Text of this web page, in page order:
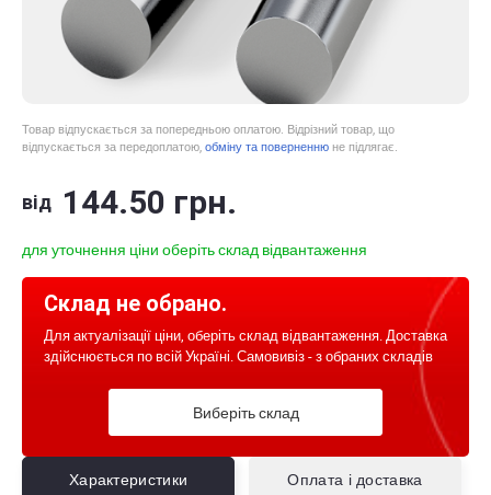
Товар відпускається за попередньою оплатою. Відрізний товар, що
відпускається за передоплатою, обміну та поверненню не підлягає.
від 144.50 грн.
для уточнення ціни оберіть склад відвантаження
Склад не обрано.
Для актуалізації ціни, оберіть склад відвантаження. Доставка
здійснюється по всій Україні. Самовивіз - з обраних складів
Виберіть склад
Характеристики Оплата і доставка